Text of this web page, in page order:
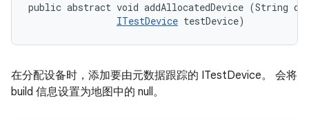
public abstract void addAllocatedDevice (String
ITestDevice testDevice)
在分配设备时，添加要由元数据跟踪的 ITestDevice。 会将
build 信息设置为地图中的 null。